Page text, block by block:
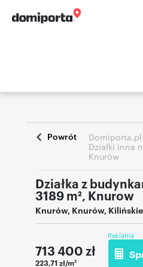
Powrót Domiporta.pl
Działki inna
Knurów
Działka z
3189 m², Knurow
Knurów, Knurów,
713 400 zł
223,71 zł/m2
Reklama